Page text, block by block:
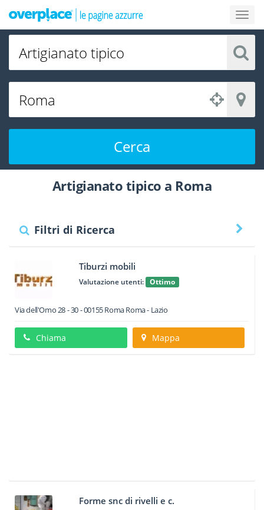
Cerca
Artigianato tipico a Roma
Filtri di Ricerca
Tiburzi mobili
Valutazione utenti: Ottimo
Via dell'Omo 28 - 30-00155RomaRoma - Lazio
Chiama Mappa
Forme snc di rivelli e c.